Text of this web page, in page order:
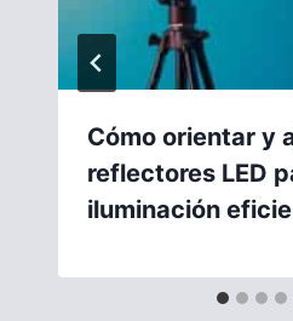
Cómo orientar y
reflectores LED
iluminación